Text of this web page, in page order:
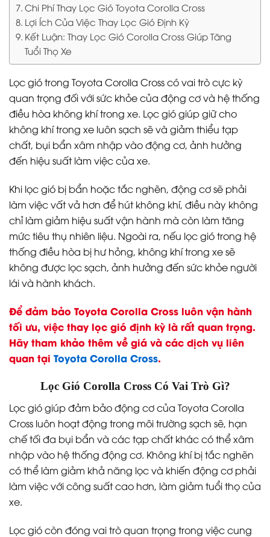
Chi Phí Thay Lọc Gió Toyota Corolla Cross
Lợi Ích Của Việc Thay Lọc Gió Định Kỳ
Kết Luận: Thay Lọc Gió Corolla Cross Giúp Tăng
Tuổi Thọ Xe
Lọc gió trong Toyota Corolla Cross có vai trò cực kỳ
quan trọng đối với sức khỏe của động cơ và hệ thống
điều hòa không khí trong xe. Lọc gió giúp giữ cho
không khí trong xe luôn sạch sẽ và giảm thiểu tạp
chất, bụi bẩn xâm nhập vào động cơ, ảnh hưởng
đến hiệu suất làm việc của xe.
Khi lọc gió bị bẩn hoặc tắc nghẽn, động cơ sẽ phải
làm việc vất vả hơn để hút không khí, điều này không
chỉ làm giảm hiệu suất vận hành mà còn làm tăng
mức tiêu thụ nhiên liệu. Ngoài ra, nếu lọc gió trong hệ
thống điều hòa bị hư hỏng, không khí trong xe sẽ
không được lọc sạch, ảnh hưởng đến sức khỏe người
lái và hành khách.
Để đảm bảo Toyota Corolla Cross luôn vận hành
tối ưu, việc thay lọc gió định kỳ là rất quan trọng.
Hãy tham khảo thêm về giá và các dịch vụ liên
quan tại Toyota Corolla Cross.
Lọc Gió Corolla Cross Có Vai Trò Gì?
Lọc gió giúp đảm bảo động cơ của Toyota Corolla
Cross luôn hoạt động trong môi trường sạch sẽ, hạn
chế tối đa bụi bẩn và các tạp chất khác có thể xâm
nhập vào hệ thống động cơ. Không khí bị tắc nghẽn
có thể làm giảm khả năng lọc và khiến động cơ phải
làm việc với công suất cao hơn, làm giảm tuổi thọ của
xe.
Lọc gió còn đóng vai trò quan trọng trong việc cung